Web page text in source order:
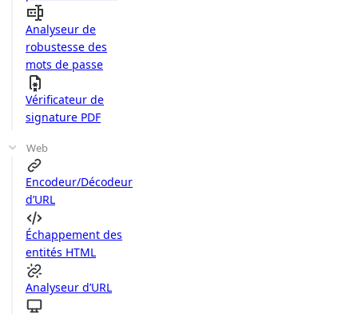
Analyseur de
robustesse des
mots de passe
Vérificateur de
signature PDF
Web
Encodeur/Décodeur
d’URL
Échappement des
entités HTML
Analyseur d’URL